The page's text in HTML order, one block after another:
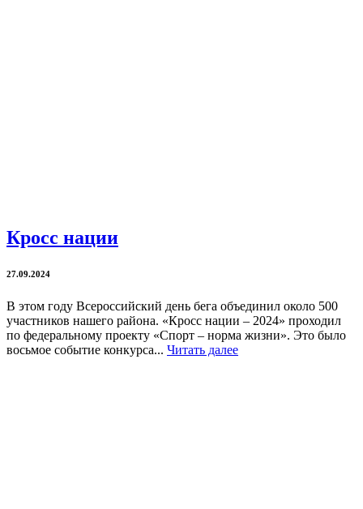
Кросс нации
27.09.2024
В этом году Всероссийский день бега объединил около 500
участников нашего района. «Кросс нации – 2024» проходил
по федеральному проекту «Спорт – норма жизни». Это было
восьмое событие конкурса... Читать далее